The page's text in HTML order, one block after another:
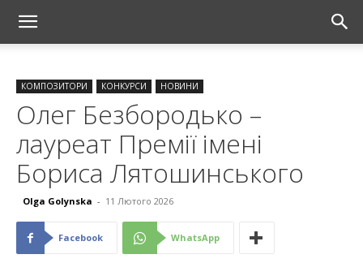
КОМПОЗИТОРИ КОНКУРСИ НОВИНИ
Олег Безбородько –
лауреат Премії імені
Бориса Лятошинського
Olga Golynska - 11 Лютого 2026
Facebook WhatsApp